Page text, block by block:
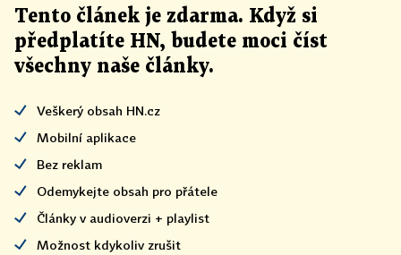
Tento článek je zdarma. Když si
předplatíte HN, budete moci číst
všechny naše články.
Veškerý obsah HN.cz
Mobilní aplikace
Bez reklam
Odemykejte obsah pro přátele
Články v audioverzi + playlist
Možnost kdykoliv zrušit